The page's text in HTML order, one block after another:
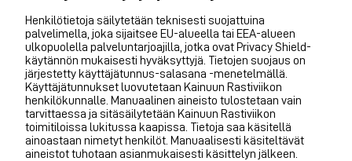
Henkilötietoja säilytetään teknisesti suojattuina
palvelimella, joka sijaitsee EU-alueella tai EEA-alueen
ulkopuolella palveluntarjoajilla, jotka ovat Privacy Shield-
käytännön mukaisesti hyväksyttyjä. Tietojen suojaus on
järjestetty käyttäjätunnus-salasana -menetelmällä.
Käyttäjätunnukset luovutetaan Kainuun Rastiviikon
henkilökunnalle. Manuaalinen aineisto tulostetaan vain
tarvittaessa ja sitäsäilytetään Kainuun Rastiviikon
toimitiloissa lukitussa kaapissa. Tietoja saa käsitellä
ainoastaan nimetyt henkilöt. Manuaalisesti käsiteltävät
aineistot tuhotaan asianmukaisesti käsittelyn jälkeen.